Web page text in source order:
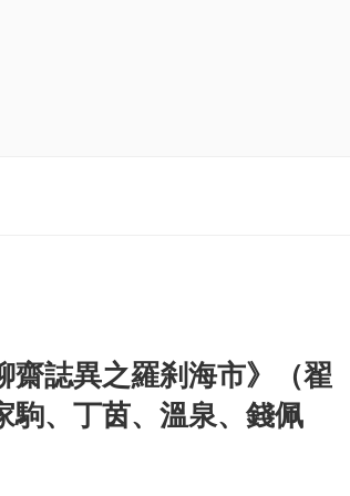
齋誌異之羅刹海市》（翟
駒、丁茵、溫泉、錢佩